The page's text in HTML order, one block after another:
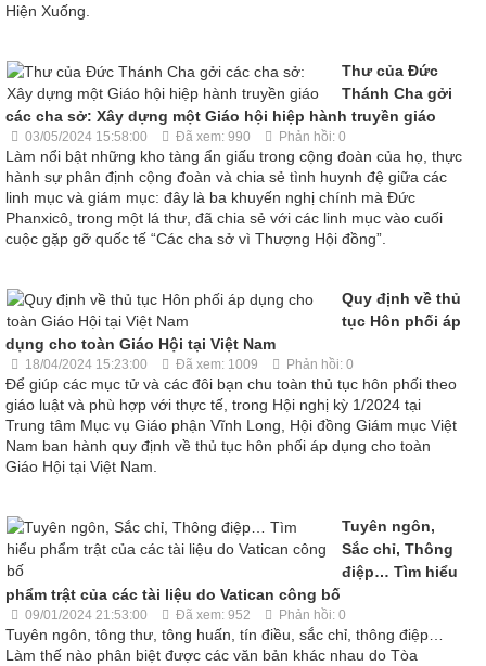
Hiện Xuống.
Thư của Đức
Thánh Cha gởi
các cha sở: Xây dựng một Giáo hội hiệp hành truyền giáo
03/05/2024 15:58:00 Đã xem: 990 Phản hồi: 0
Làm nổi bật những kho tàng ẩn giấu trong cộng đoàn của họ, thực
hành sự phân định cộng đoàn và chia sẻ tình huynh đệ giữa các
linh mục và giám mục: đây là ba khuyến nghị chính mà Đức
Phanxicô, trong một lá thư, đã chia sẻ với các linh mục vào cuối
cuộc gặp gỡ quốc tế “Các cha sở vì Thượng Hội đồng”.
Quy định về thủ
tục Hôn phối áp
dụng cho toàn Giáo Hội tại Việt Nam
18/04/2024 15:23:00 Đã xem: 1009 Phản hồi: 0
Để giúp các mục tử và các đôi bạn chu toàn thủ tục hôn phối theo
giáo luật và phù hợp với thực tế, trong Hội nghị kỳ 1/2024 tại
Trung tâm Mục vụ Giáo phận Vĩnh Long, Hội đồng Giám mục Việt
Nam ban hành quy định về thủ tục hôn phối áp dụng cho toàn
Giáo Hội tại Việt Nam.
Tuyên ngôn,
Sắc chỉ, Thông
điệp… Tìm hiểu
phẩm trật của các tài liệu do Vatican công bố
09/01/2024 21:53:00 Đã xem: 952 Phản hồi: 0
Tuyên ngôn, tông thư, tông huấn, tín điều, sắc chỉ, thông điệp…
Làm thế nào phân biệt được các văn bản khác nhau do Tòa